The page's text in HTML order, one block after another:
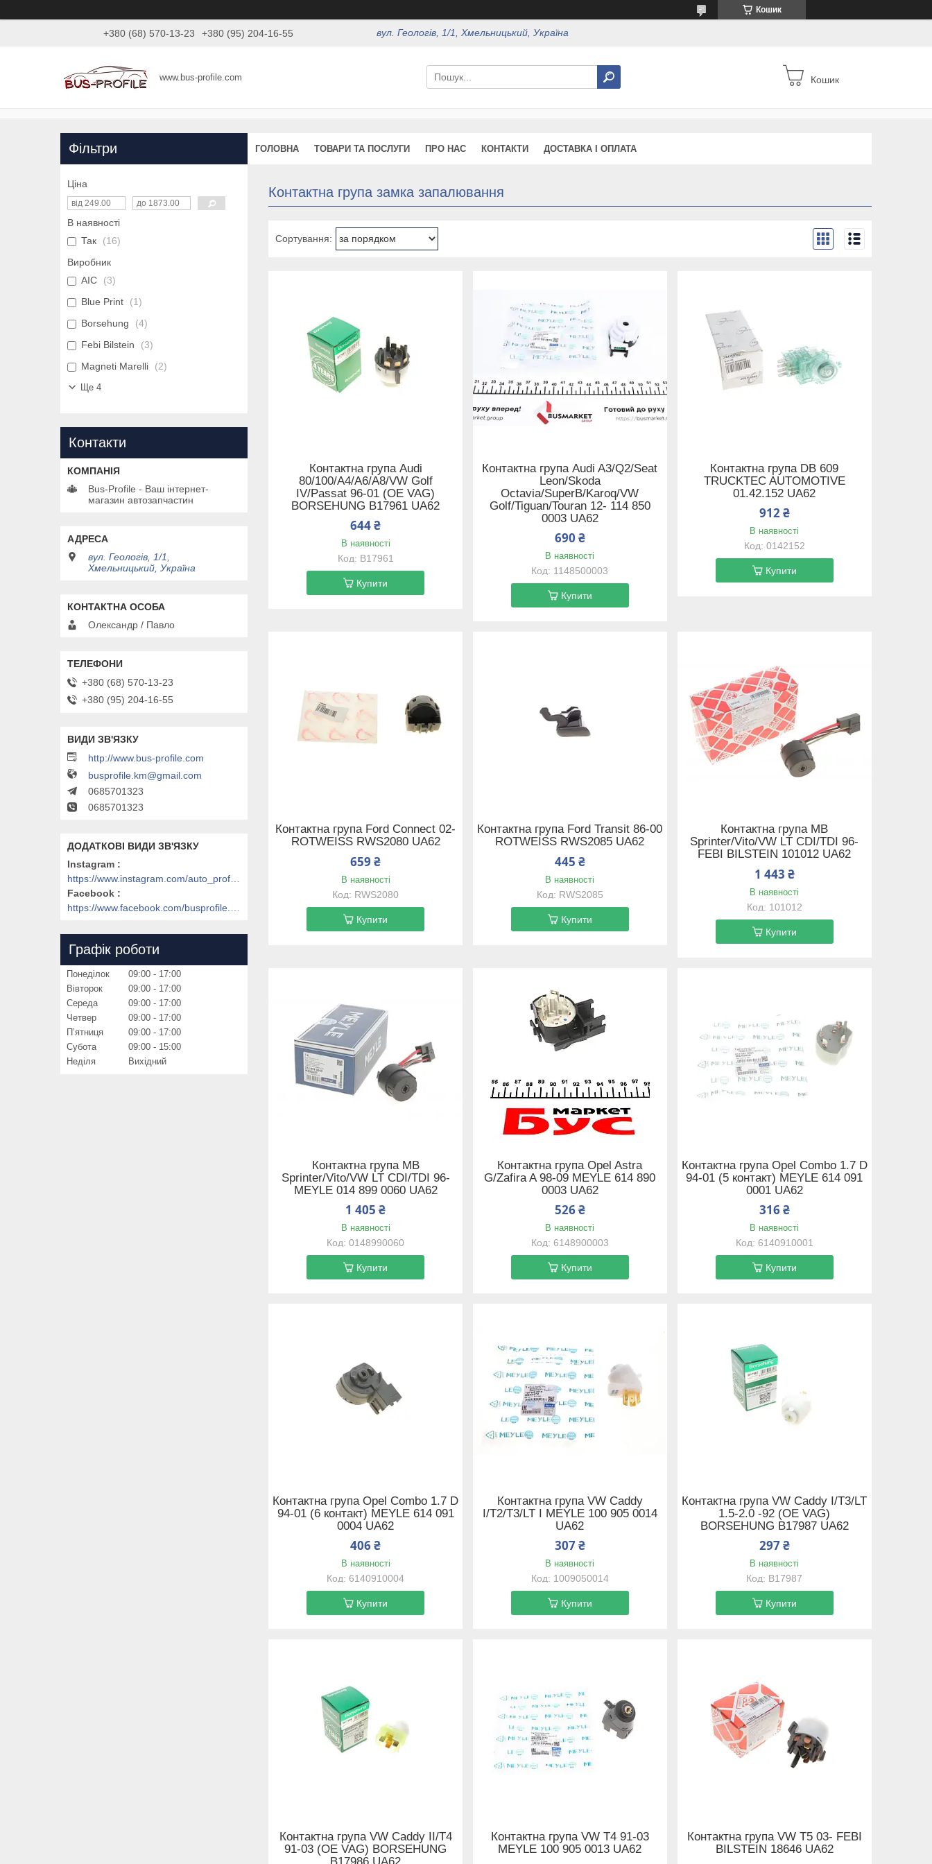
Кошик
+380 (68) 570-13-23 +380 (95) 204-16-55 вул. Геологів, 1/1, Хмельницький, Україна
www.bus-profile.com Кошик
ГОЛОВНА ТОВАРИ ТА ПОСЛУГИ ПРО НАС КОНТАКТИ ДОСТАВКА І ОПЛАТА
Контактна група замка запалювання
Контактна група Audi
80/100/A4/A6/A8/VW Golf
IV/Passat 96-01 (OE VAG)
BORSEHUNG B17961 UA62
644 ₴
В наявності
B17961
Купити
Контактна група Audi A3/Q2/Seat
Leon/Skoda
Octavia/SuperB/Karoq/VW
Golf/Tiguan/Touran 12- 114 850
0003 UA62
690 ₴
В наявності
1148500003
Купити
Контактна група DB 609
TRUCKTEC AUTOMOTIVE
01.42.152 UA62
912 ₴
В наявності
0142152
Купити
Контактна група Ford Connect 02-
ROTWEISS RWS2080 UA62
659 ₴
В наявності
RWS2080
Купити
Контактна група Ford Transit 86-00
ROTWEISS RWS2085 UA62
445 ₴
В наявності
RWS2085
Купити
Контактна група MB
Sprinter/Vito/VW LT CDI/TDI 96-
FEBI BILSTEIN 101012 UA62
1 443 ₴
В наявності
101012
Купити
Контактна група MB
Sprinter/Vito/VW LT CDI/TDI 96-
MEYLE 014 899 0060 UA62
1 405 ₴
В наявності
0148990060
Купити
Контактна група Opel Astra
G/Zafira A 98-09 MEYLE 614 890
0003 UA62
526 ₴
В наявності
6148900003
Купити
Контактна група Opel Combo 1.7 D
94-01 (5 контакт) MEYLE 614 091
0001 UA62
316 ₴
В наявності
6140910001
Купити
Контактна група Opel Combo 1.7 D
94-01 (6 контакт) MEYLE 614 091
0004 UA62
406 ₴
В наявності
6140910004
Купити
Контактна група VW Caddy
I/T2/T3/LT I MEYLE 100 905 0014
UA62
307 ₴
В наявності
1009050014
Купити
Контактна група VW Caddy I/T3/LT
1.5-2.0 -92 (OE VAG)
BORSEHUNG B17987 UA62
297 ₴
В наявності
B17987
Купити
Контактна група VW Caddy II/T4
91-03 (OE VAG) BORSEHUNG
Контактна група VW T4 91-03
MEYLE 100 905 0013 UA62
Контактна група VW T5 03- FEBI
BILSTEIN 18646 UA62
Фільтри
Ціна
В наявності
Так
16
Виробник
AIC
3
Blue Print
1
Borsehung
4
Febi Bilstein
3
Magneti Marelli
2
Ще 4
Контакти
Bus-Profile - Ваш інтернет-
магазин автозапчастин
вул. Геологів, 1/1,
Хмельницький, Україна
Олександр / Павло
+380 (68) 570-13-23
+380 (95) 204-16-55
http://www.bus-profile.com
busprofile.km@gmail.com
0685701323
0685701323
Instagram
Facebook
Графік роботи
Понеділок 09:00
17:00
Вівторок
09:00
17:00
Середа
09:00
17:00
Четвер
09:00
17:00
Пʼятниця
09:00
17:00
Субота
09:00
15:00
Неділя
Вихідний